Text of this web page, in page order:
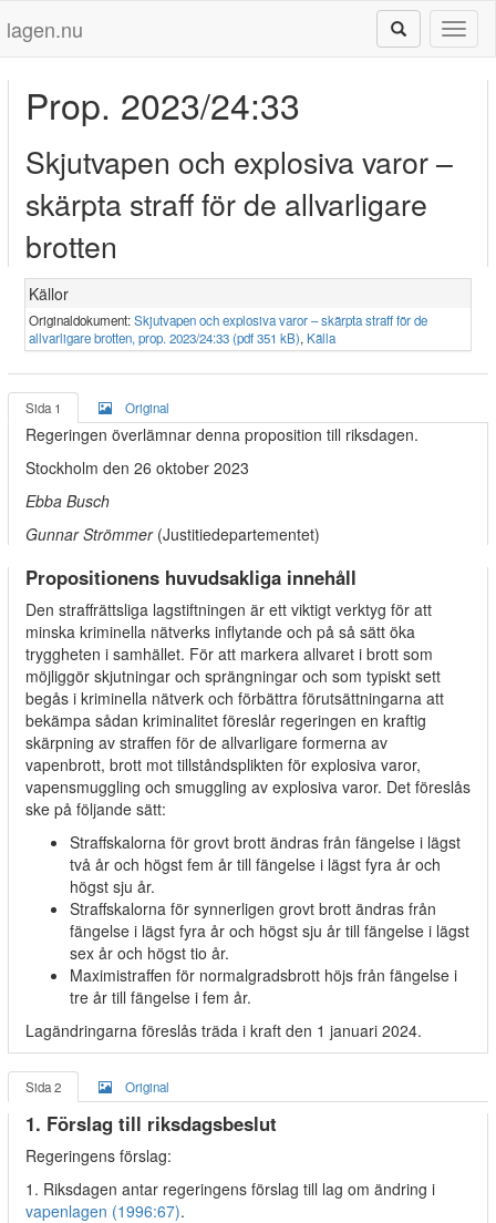
lagen.nu
Prop. 2023/24:33
Skjutvapen och explosiva varor –
skärpta straff för de allvarligare
brotten
Källor
Originaldokument:Skjutvapen och explosiva varor – skärpta straff för de
allvarligare brotten, prop. 2023/24:33 (pdf 351 kB), Källa
Sida 1 Original
Regeringen överlämnar denna proposition till riksdagen.
Stockholm den 26 oktober 2023
Ebba Busch
Gunnar Strömmer (Justitiedepartementet)
Propositionens huvudsakliga innehåll
Den straffrättsliga lagstiftningen är ett viktigt verktyg för att
minska kriminella nätverks inflytande och på så sätt öka
tryggheten i samhället. För att markera allvaret i brott som
möjliggör skjutningar och sprängningar och som typiskt sett
begås i kriminella nätverk och förbättra förutsättningarna att
bekämpa sådan kriminalitet föreslår regeringen en kraftig
skärpning av straffen för de allvarligare formerna av
vapenbrott, brott mot tillståndsplikten för explosiva varor,
vapensmuggling och smuggling av explosiva varor. Det föreslås
ske på följande sätt:
Straffskalorna för grovt brott ändras från fängelse i lägst
två år och högst fem år till fängelse i lägst fyra år och
högst sju år.
Straffskalorna för synnerligen grovt brott ändras från
fängelse i lägst fyra år och högst sju år till fängelse i lägst
sex år och högst tio år.
Maximistraffen för normalgradsbrott höjs från fängelse i
tre år till fängelse i fem år.
Lagändringarna föreslås träda i kraft den 1 januari 2024.
Sida 2 Original
1. Förslag till riksdagsbeslut
Regeringens förslag:
1. Riksdagen antar regeringens förslag till lag om ändring i
vapenlagen (1996:67).